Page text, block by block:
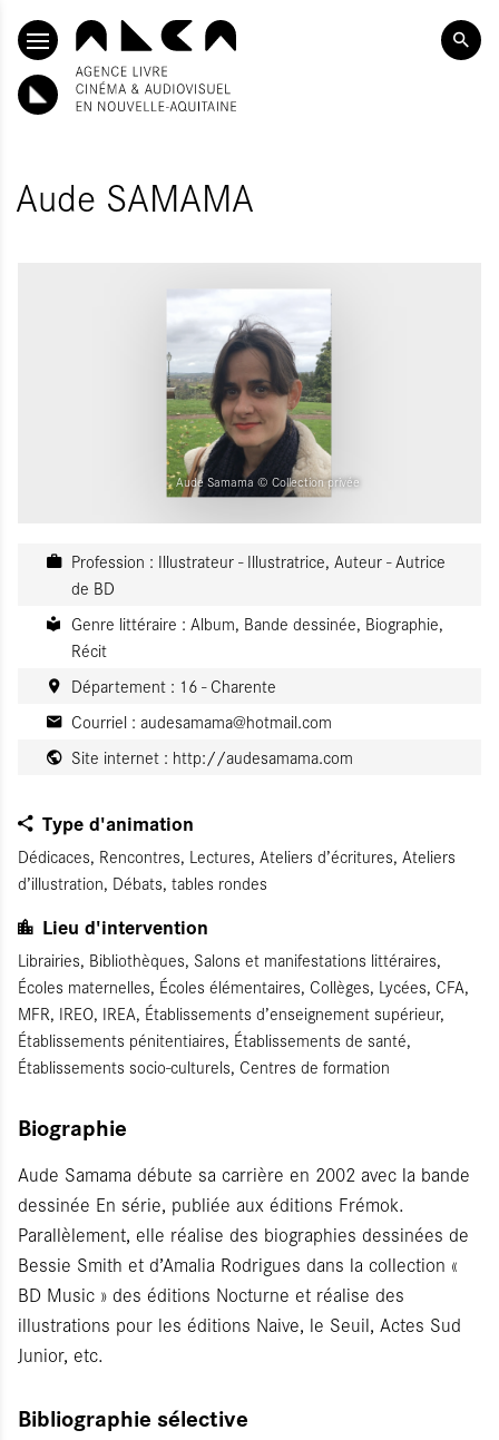
SKIP TO CONTENT
Aude SAMAMA
Aude Samama © Collection privée
Profession : Illustrateur - Illustratrice, Auteur - Autrice
de BD
Genre littéraire : Album, Bande dessinée, Biographie,
Récit
Département : 16 - Charente
Courriel : audesamama@hotmail.com
Site internet : http://audesamama.com
Type d'animation
Dédicaces, Rencontres, Lectures, Ateliers d’écritures, Ateliers
d’illustration, Débats, tables rondes
Lieu d'intervention
Librairies, Bibliothèques, Salons et manifestations littéraires,
Écoles maternelles, Écoles élémentaires, Collèges, Lycées, CFA,
MFR, IREO, IREA, Établissements d’enseignement supérieur,
Établissements pénitentiaires, Établissements de santé,
Établissements socio-culturels, Centres de formation
Biographie
Aude Samama débute sa carrière en 2002 avec la bande
dessinée En série, publiée aux éditions Frémok.
Parallèlement, elle réalise des biographies dessinées de
Bessie Smith et d’Amalia Rodrigues dans la collection «
BD Music » des éditions Nocturne et réalise des
illustrations pour les éditions Naive, le Seuil, Actes Sud
Junior, etc.
Bibliographie sélective